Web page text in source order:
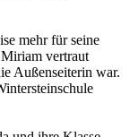
mehr für seine
vertraut
Außenseiterin war.